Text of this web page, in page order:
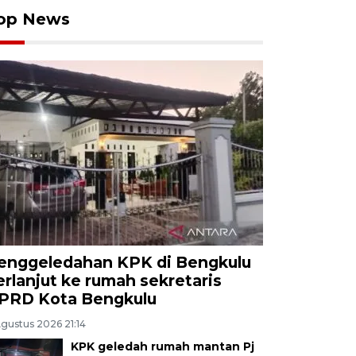
News
KPK di Bengkulu
ke rumah sekretaris
Kota Bengkulu
2026 21:14
KPK geledah rumah mantan Pj